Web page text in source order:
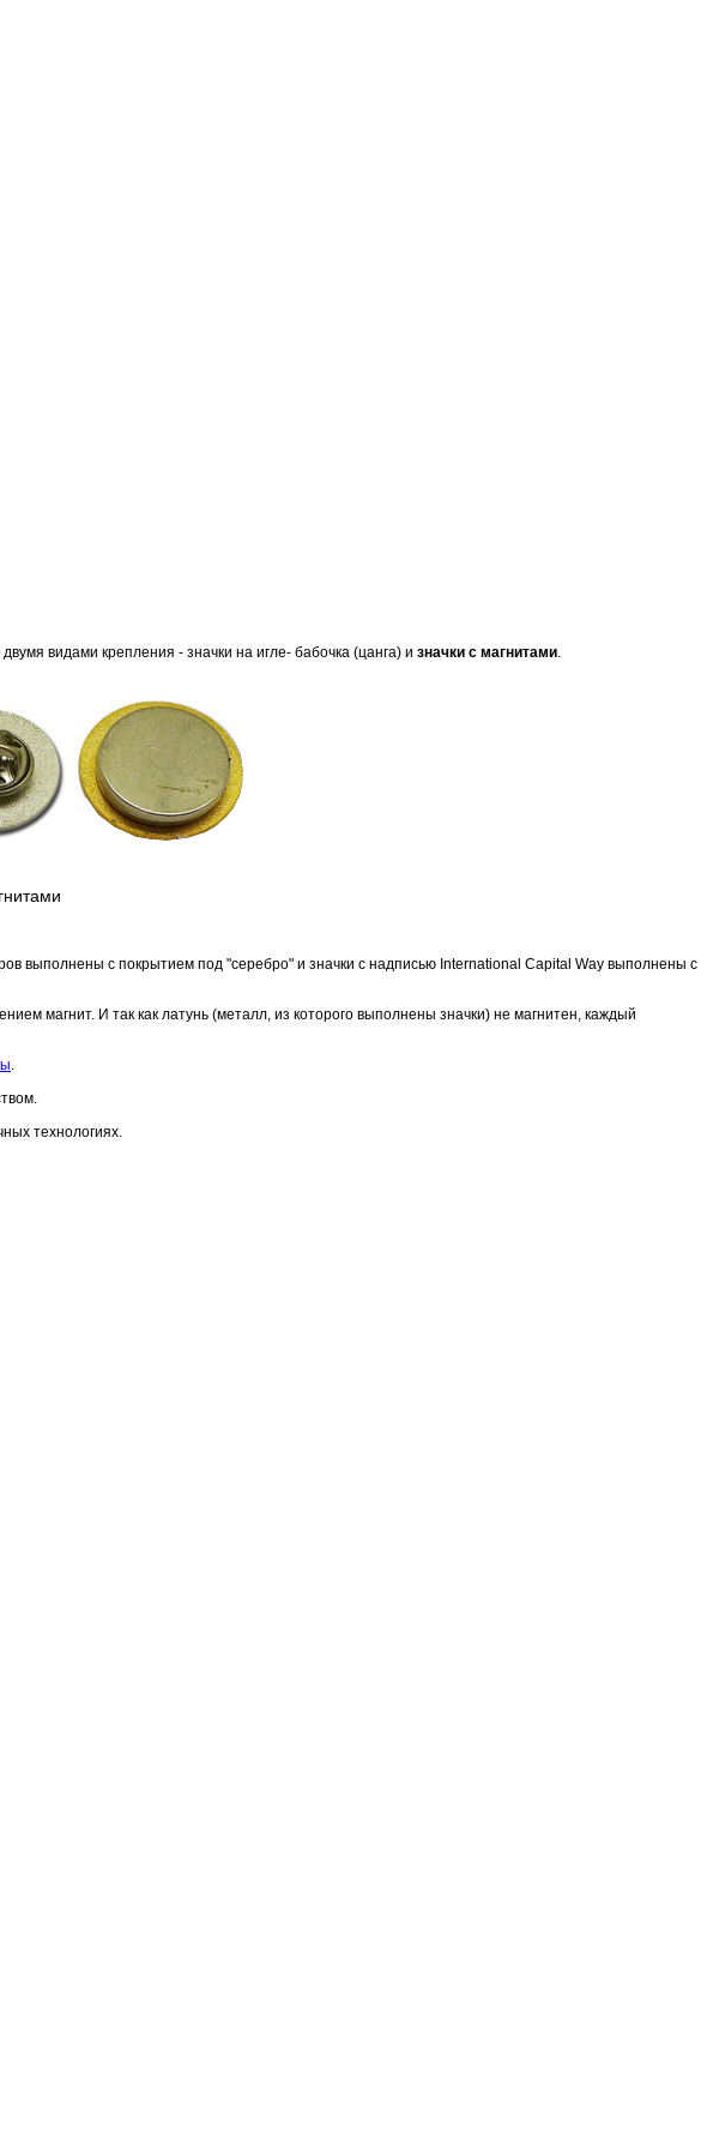
видами крепления - значки на игле- бабочка (цанга) и значки с магнитами.
выполнены с покрытием под "серебро" и значки с надписью International Capital Way выполнены с
магнит. И так как латунь (металл, из которого выполнены значки) не магнитен, каждый
.
технологиях.